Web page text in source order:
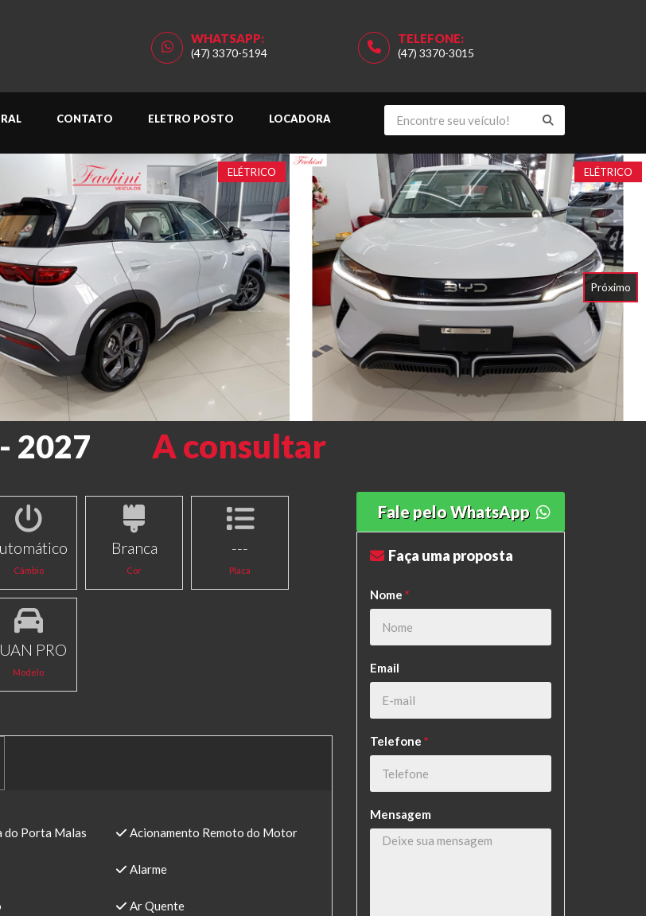
TELEFONE:
(47) 3370-3015
WHATSAPP:
(47) 3370-5194
CONTATO ELETRO POSTO LOCADORA
ELÉTRICO ELÉTRICO
Próximo
2027 A consultar
Câmbio
Branca
Cor
---
Placa
PRO
Modelo
do Porta Malas Acionamento Remoto do Motor
Alarme
Ar Quente
Fale pelo WhatsApp
Faça uma proposta
Nome *
Email
Telefone *
Mensagem